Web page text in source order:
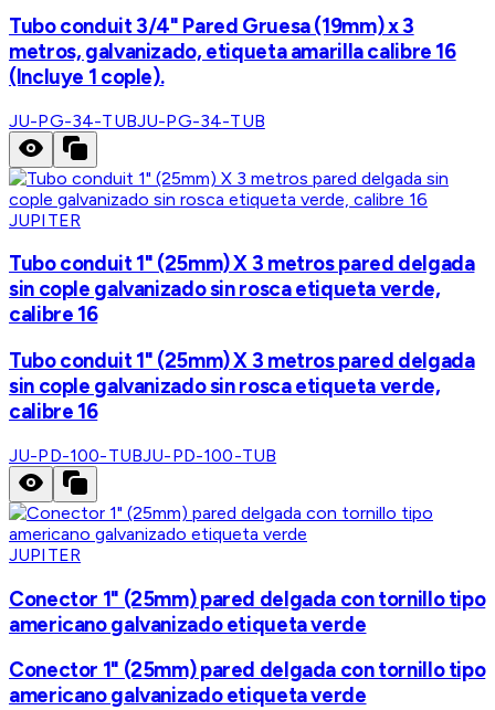
Tubo conduit 3/4" Pared Gruesa (19mm) x 3
metros, galvanizado, etiqueta amarilla calibre 16
(Incluye 1 cople).
JU-PG-34-TUBJU-PG-34-TUB
JUPITER
Tubo conduit 1" (25mm) X 3 metros pared delgada
sin cople galvanizado sin rosca etiqueta verde,
calibre 16
Tubo conduit 1" (25mm) X 3 metros pared delgada
sin cople galvanizado sin rosca etiqueta verde,
calibre 16
JU-PD-100-TUBJU-PD-100-TUB
JUPITER
Conector 1" (25mm) pared delgada con tornillo tipo
americano galvanizado etiqueta verde
Conector 1" (25mm) pared delgada con tornillo tipo
americano galvanizado etiqueta verde